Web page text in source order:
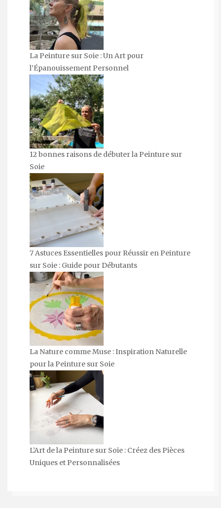
La Peinture sur Soie : Un Art pour
l’Épanouissement Personnel
12 bonnes raisons de débuter la Peinture sur
Soie
7 Astuces Essentielles pour Réussir en Peinture
sur Soie : Guide pour Débutants
La Nature comme Muse : Inspiration Naturelle
pour la Peinture sur Soie
L’Art de la Peinture sur Soie : Créez des Pièces
Uniques et Personnalisées